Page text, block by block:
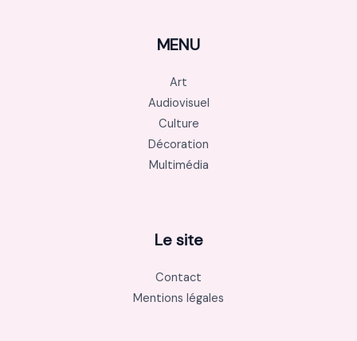
MENU
Art
Audiovisuel
Culture
Décoration
Multimédia
Le site
Contact
Mentions légales